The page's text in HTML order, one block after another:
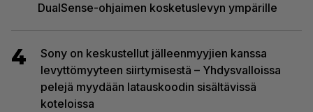
DualSense-ohjaimen kosketuslevyn ympärille
4
Sony on keskustellut jälleenmyyjien kanssa
levyttömyyteen siirtymisestä – Yhdysvalloissa
pelejä myydään latauskoodin sisältävissä
koteloissa